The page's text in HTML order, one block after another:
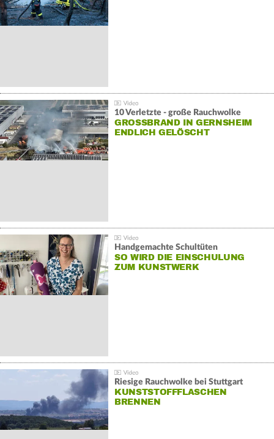
10 Verletzte - große Rauchwolke
GROSSBRAND IN GERNSHEIM E
NDLICH GELÖSCHT
Handgemachte Schultüten
SO WIRD DIE EINSCHULUNG
ZUM KUNSTWERK
Riesige Rauchwolke bei Stuttgart
KUNSTSTOFFFLASCHEN
BRENNEN